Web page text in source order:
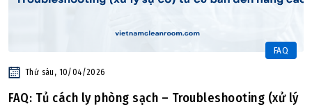
FAQ
Thứ sáu, 10/04/2026
FAQ: Tủ cách ly phòng sạch – Troubleshooting (xử lý